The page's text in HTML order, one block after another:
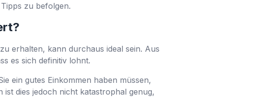
zu befolgen.
erhalten, kann durchaus ideal sein. Aus
es sich definitiv lohnt.
ein gutes Einkommen haben müssen,
ist dies jedoch nicht katastrophal genug,